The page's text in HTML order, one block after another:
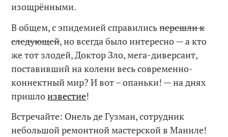
изощрёнными.
В общем, с эпидемией справилисьперешли к
следующей, но всегда было интересно — а кто
же тот злодей, Доктор Зло, мега-диверсант,
поставивший на колени весь современно-
коннектный мир? И вот – опаньки! — на днях
пришлоизвестие!
Встречайте: Онель де Гузман, сотрудник
небольшой ремонтной мастерской в Маниле!